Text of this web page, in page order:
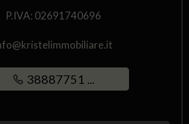
P.IVA: 02691740696
38887751 ...